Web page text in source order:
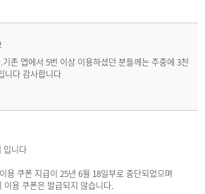
존 앱에서 5번 이상 이용하셨던 분들께는 주중에 3천
니다 감사합니다
입니다
용 쿠폰 지급이 25년 6월 18일부로 중단되었으며
용 쿠폰은 발급되지 않습니다.